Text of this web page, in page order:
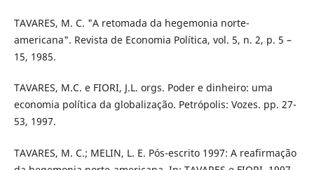
TAVARES, M. C. "A retomada da hegemonia norte-
americana". Revista de Economia Política, vol. 5, n. 2, p. 5 –
15, 1985.
TAVARES, M.C. e FIORI, J.L. orgs. Poder e dinheiro: uma
economia política da globalização. Petrópolis: Vozes. pp. 27-
53, 1997.
TAVARES, M. C.; MELIN, L. E. Pós-escrito 1997: A reafirmação